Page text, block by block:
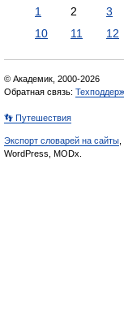
1 2 3
10
11 12
© Академик, 2000-2026
Обратная связь:
👣 Путешествия
Экспорт словарей на сайты
WordPress, MODx.